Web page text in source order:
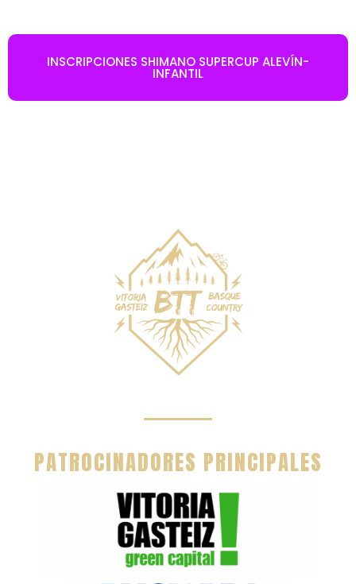
INSCRIPCIONES SHIMANO SUPERCUP ALEVÍN-
INFANTIL
PATROCINADORES PRINCIPALES